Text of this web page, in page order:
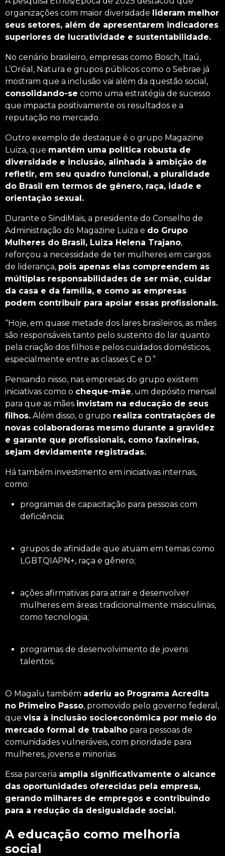
organizações com maior diversidade lideram melhor
seus setores, além de apresentarem indicadores
superiores de lucratividade e sustentabilidade.
No cenário brasileiro, empresas como Bosch, Itaú,
L’Oréal, Natura e grupos públicos como o Sebrae já
mostram que a inclusão vai além da questão social,
consolidando-se como uma estratégia de sucesso
que impacta positivamente os resultados e a
reputação no mercado.
Outro exemplo de destaque é o grupo Magazine
Luiza, que mantém uma política robusta de
diversidade e inclusão, alinhada à ambição de
refletir, em seu quadro funcional, a pluralidade
do Brasil em termos de gênero, raça, idade e
orientação sexual.
Durante o SindiMais, a presidente do Conselho de
Administração do Magazine Luiza e do Grupo
Mulheres do Brasil, Luiza Helena Trajano,
reforçou a necessidade de ter mulheres em cargos
de liderança, pois apenas elas compreendem as
múltiplas responsabilidades de ser mãe, cuidar
da casa e da família, e como as empresas
podem contribuir para apoiar essas profissionais.
“Hoje, em quase metade dos lares brasileiros, as mães
são responsáveis tanto pelo sustento do lar quanto
pela criação dos filhos e pelos cuidados domésticos,
especialmente entre as classes C e D.”
Pensando nisso, nas empresas do grupo existem
iniciativas como o cheque-mãe, um depósito mensal
para que as mães invistam na educação de seus
filhos. Além disso, o grupo realiza contratações de
novas colaboradoras mesmo durante a gravidez
e garante que profissionais, como faxineiras,
sejam devidamente registradas.
Há também investimento em iniciativas internas,
como:
programas de capacitação para pessoas com
deficiência;
grupos de afinidade que atuam em temas como
LGBTQIAPN+, raça e gênero;
ações afirmativas para atrair e desenvolver
mulheres em áreas tradicionalmente masculinas,
como tecnologia;
programas de desenvolvimento de jovens
talentos.
O Magalu também aderiu ao Programa Acredita
no Primeiro Passo, promovido pelo governo federal,
que visa à inclusão socioeconômica por meio do
mercado formal de trabalho para pessoas de
comunidades vulneráveis, com prioridade para
mulheres, jovens e minorias.
Essa parceria amplia significativamente o alcance
das oportunidades oferecidas pela empresa,
gerando milhares de empregos e contribuindo
para a redução da desigualdade social.
A educação como melhoria
social